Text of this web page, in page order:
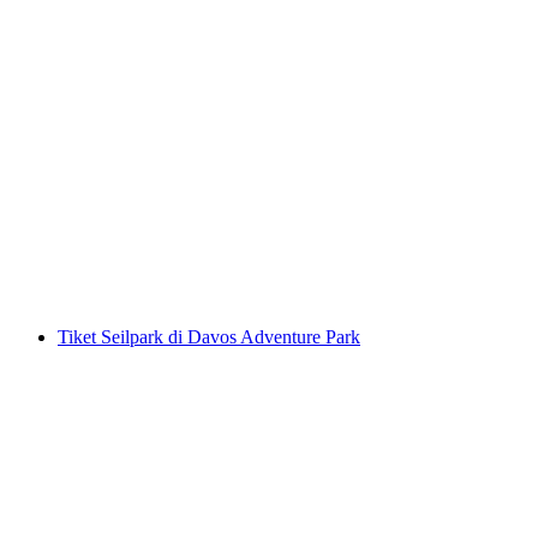
Tiket Seilpark di Davos Adventure Park